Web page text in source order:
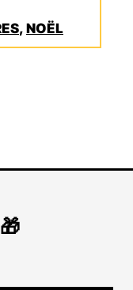
, NOËL